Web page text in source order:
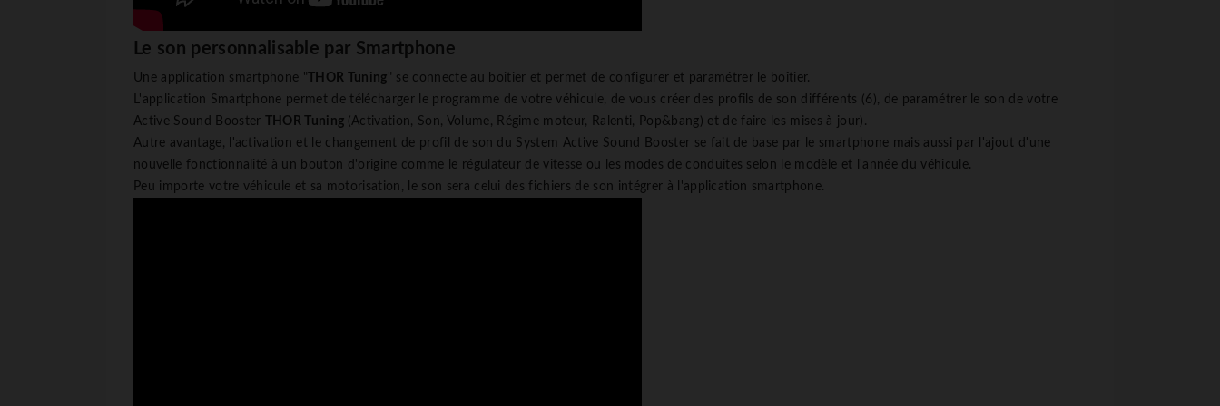
Le son personnalisable par Smartphone
Une application smartphone " THOR Tuning" se connecte au boitier et permet de configurer et paramétrer le boîtier.
L'application Smartphone permet de télécharger le programme de votre véhicule, de vous créer des profils de son différents (6), de paramétrer le son de votre
Active Sound Booster
THOR Tuning (Activation, Son, Volume, Régime moteur, Ralenti, Pop&bang) et de faire les mises à jour).
Autre avantage, l'activation et le changement de profil de son du System Active Sound Booster se fait de base par le smartphone mais aussi par l'ajout d'une
nouvelle fonctionnalité à un bouton d'origine comme le régulateur de vitesse ou les modes de conduites selon le modèle et l'année du véhicule.
Peu importe votre véhicule et sa motorisation, le son sera celui des fichiers de son intégrer à l'application smartphone.